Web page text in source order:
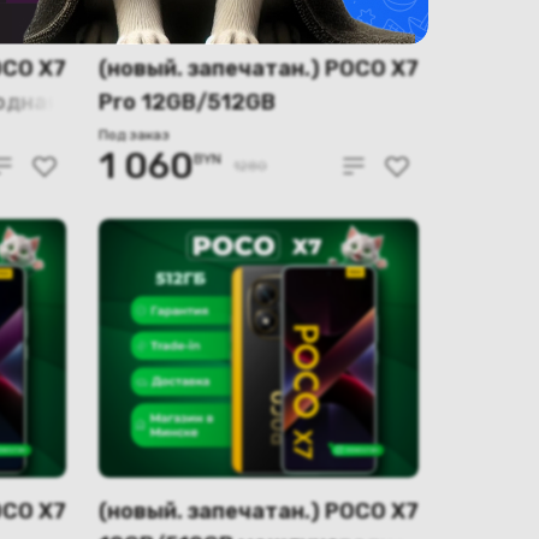
X7
(новый. запечатан.) POCO X7
Pro 12GB/512GB
международная версия
(зеленый)
Под заказ
1 060BYN 1280
X7
(новый. запечатан.) POCO X7